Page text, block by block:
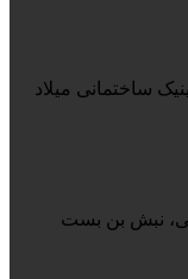
ساختمانی میلاد
نبش بن بست